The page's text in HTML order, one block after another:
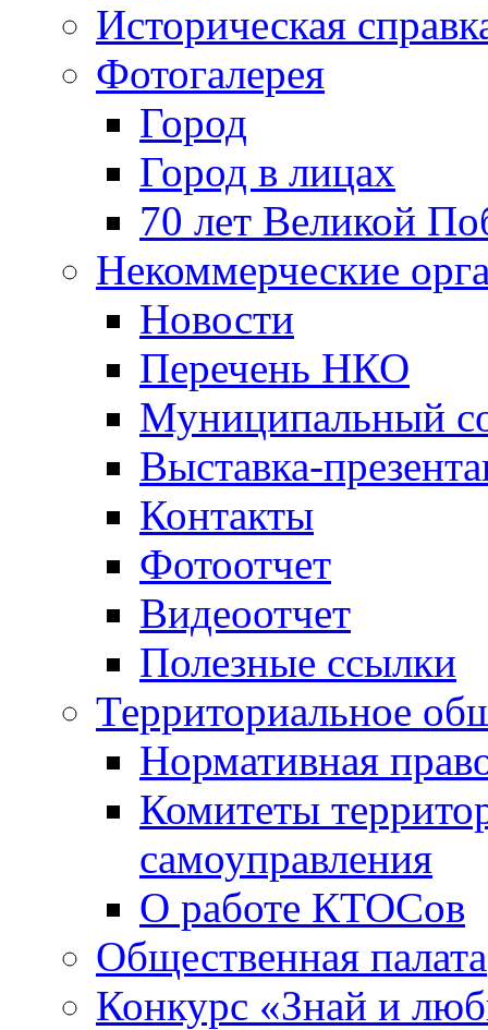
Историческая
Фотогалерея
Город
Город в лицах
70 лет Великой
Некоммерческие
Новости
Перечень НКО
Муниципальный
Выставка-
Контакты
Фотоотчет
Видеоотчет
Полезные ссылки
Территориальное
Нормативная
Комитеты
самоуправления
О работе КТОСов
Общественная палата
Конкурс «Знай и